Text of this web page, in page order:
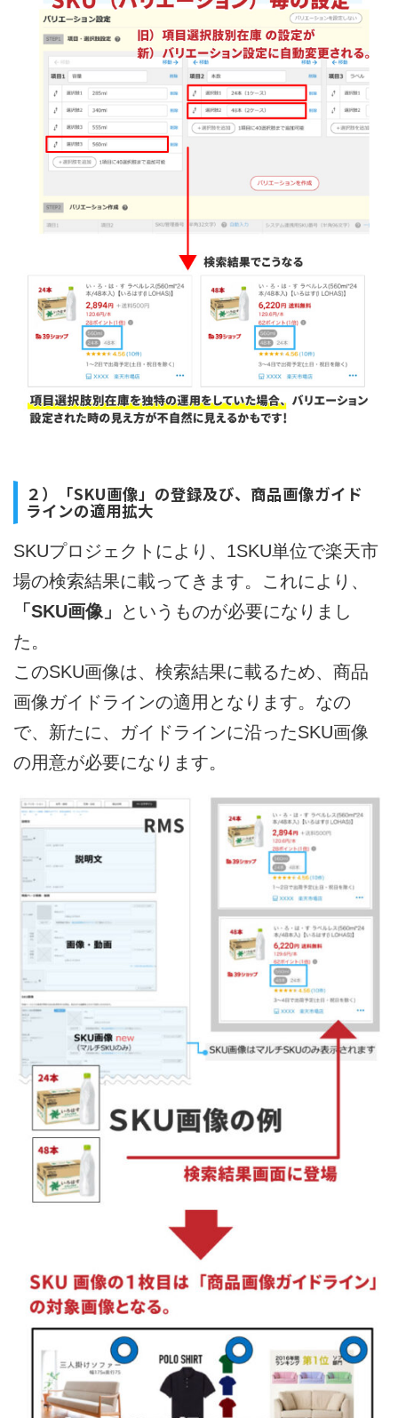
２）「SKU画像」の登録及び、商品画像ガイド
ラインの適用拡大
SKUプロジェクトにより、1SKU単位で楽天市
場の検索結果に載ってきます。これにより、
「SKU画像」
というものが必要になりまし
た。
このSKU画像は、検索結果に載るため、商品
画像ガイドラインの適用となります。なの
で、新たに、ガイドラインに沿ったSKU画像
の用意が必要になります。